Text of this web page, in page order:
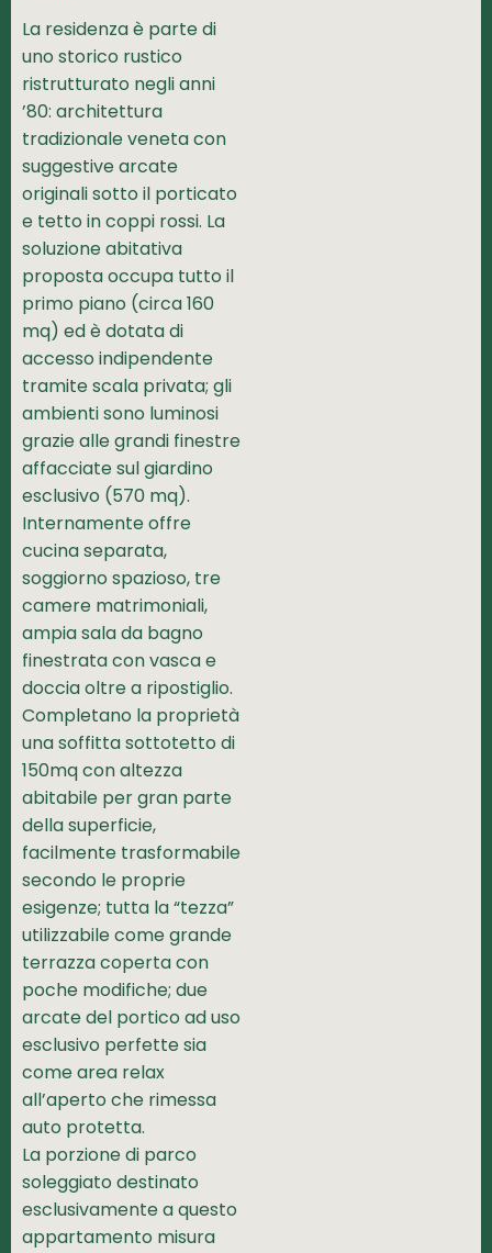
La residenza è parte di
uno storico rustico
ristrutturato negli anni
’80: architettura
tradizionale veneta con
suggestive arcate
originali sotto il porticato
e tetto in coppi rossi. La
soluzione abitativa
proposta occupa tutto il
primo piano (circa 160
mq) ed è dotata di
accesso indipendente
tramite scala privata; gli
ambienti sono luminosi
grazie alle grandi finestre
affacciate sul giardino
esclusivo (570 mq).
Internamente offre
cucina separata,
soggiorno spazioso, tre
camere matrimoniali,
ampia sala da bagno
finestrata con vasca e
doccia oltre a ripostiglio.
Completano la proprietà
una soffitta sottotetto di
150mq con altezza
abitabile per gran parte
della superficie,
facilmente trasformabile
secondo le proprie
esigenze; tutta la “tezza”
utilizzabile come grande
terrazza coperta con
poche modifiche; due
arcate del portico ad uso
esclusivo perfette sia
come area relax
all’aperto che rimessa
auto protetta.
La porzione di parco
soleggiato destinato
esclusivamente a questo
appartamento misura